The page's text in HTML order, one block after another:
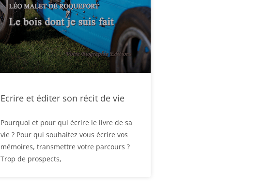
Ecrire et éditer son récit de vie
Pourquoi et pour qui écrire le livre de sa
vie ? Pour qui souhaitez vous écrire vos
mémoires, transmettre votre parcours ?
Trop de prospects,